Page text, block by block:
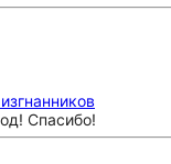
Спасибо!